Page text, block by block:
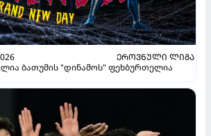
ᲔᲠᲝᲕᲜᲣᲚᲘ ᲚᲘᲒᲐ
ბათუმის "დინამოს" ფეხბურთელია